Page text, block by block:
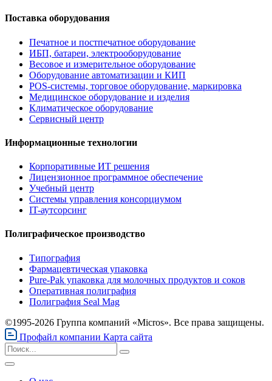
Поставка оборудования
Печатное и постпечатное оборудование
ИБП, батареи, электрооборудование
Весовое и измерительное оборудование
Оборудование автоматизации и КИП
POS-системы, торговое оборудование, маркировка
Медицинское оборудование и изделия
Климатическое оборудование
Сервисный центр
Информационные технологии
Корпоративные ИТ решения
Лицензионное программное обеспечение
Учебный центр
Системы управления консорциумом
IT-аутсорсинг
Полиграфическое производство
Типография
Фармацевтическая упаковка
Pure-Pak упаковка для молочных продуктов и соков
Оперативная полиграфия
Полиграфия Seal Mag
©1995-2026 Группа компаний «Micros». Все права защищены.
Профайл компании Карта сайта